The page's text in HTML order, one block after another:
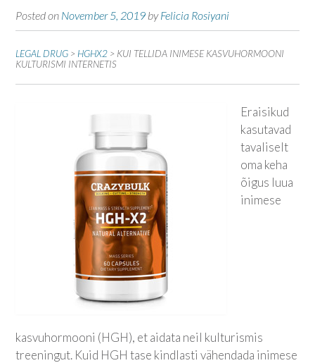
Posted on November 5, 2019 byFelicia Rosiyani
LEGAL DRUG > HGHX2 > KUI TELLIDA INIMESE KASVUHORMOONI
KULTURISMI INTERNETIS
Eraisikud
kasutavad
tavaliselt
oma keha
õigus luua
inimese
kasvuhormooni (HGH), et aidata neil kulturismis
treeningut. Kuid HGH tase kindlasti vähendada inimese